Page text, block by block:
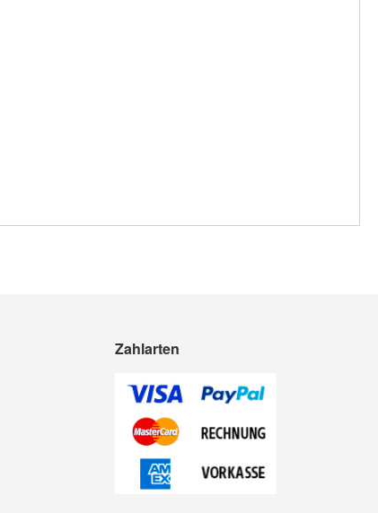
Zahlarten